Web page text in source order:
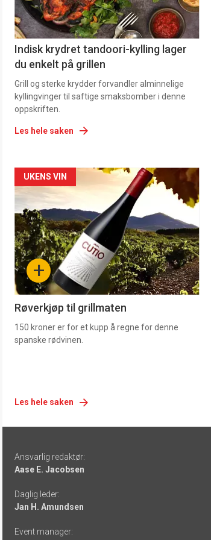
Indisk krydret tandoori-kylling lager
du enkelt på grillen
Grill og sterke krydder forvandler alminnelige
kyllingvinger til saftige smaksbomber i denne
oppskriften.
Les hele saken
Forsiden
akkurat
nå
-
4 +
UKENS VIN
Røverkjøp til grillmaten
150 kroner er for et kupp å regne for denne
spanske rødvinen.
Les hele saken
-
links
Ansvarlig redaktør:
Aase E. Jacobsen
Daglig leder:
Jan H. Amundsen
Event manager: